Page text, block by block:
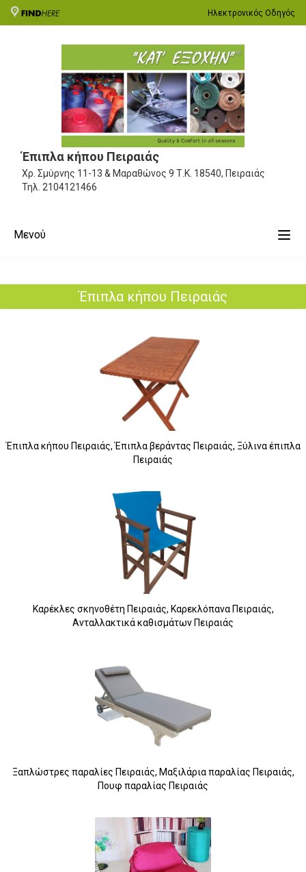
Ηλεκτρονικός Οδηγός
Έπιπλα κήπου Πειραιάς
Χρ. Σμύρνης 11-13 & Μαραθώνος 9 Τ.Κ. 18540, Πειραιάς
Τηλ. 2104121466
Μενού
Έπιπλα κήπου Πειραιάς
Έπιπλα κήπου Πειραιάς, Έπιπλα βεράντας Πειραιάς, Ξύλινα έπιπλα
Πειραιάς
Καρέκλες σκηνοθέτη Πειραιάς, Καρεκλόπανα Πειραιάς,
Ανταλλακτικά καθισμάτων Πειραιάς
Ξαπλώστρες παραλίες Πειραιάς, Μαξιλάρια παραλίας Πειραιάς,
Πουφ παραλίας Πειραιάς